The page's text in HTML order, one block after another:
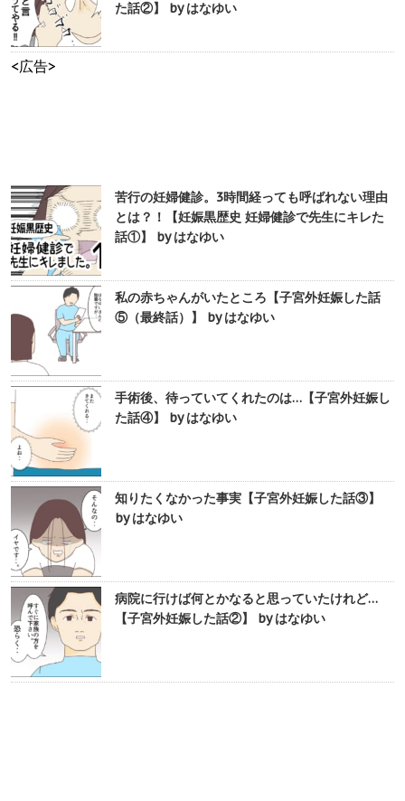
た話②】 by はなゆい
<広告>
苦行の妊婦健診。3時間経っても呼ばれない理由
とは？！【妊娠黒歴史 妊婦健診で先生にキレた
話①】 by はなゆい
私の赤ちゃんがいたところ【子宮外妊娠した話
⑤（最終話）】 by はなゆい
手術後、待っていてくれたのは…【子宮外妊娠し
た話④】 by はなゆい
知りたくなかった事実【子宮外妊娠した話③】
by はなゆい
病院に行けば何とかなると思っていたけれど…
【子宮外妊娠した話②】 by はなゆい